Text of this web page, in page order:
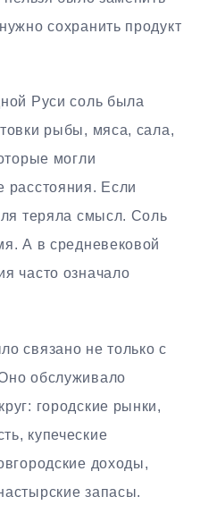
сохранить продукт
Руси соль была
рыбы, мяса, сала,
могли
расстояния. Если
теряла смысл. Соль
А в средневековой
часто означало
связано не только с
обслуживало
городские рынки,
купеческие
доходы,
запасы.